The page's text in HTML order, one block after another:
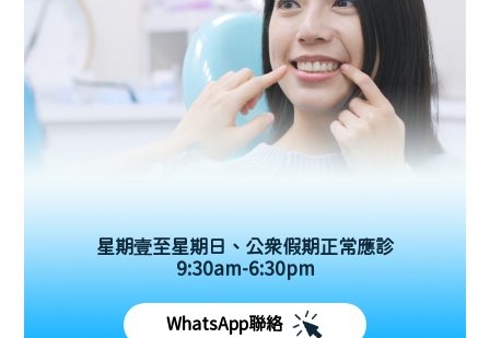
星期壹至星期日、公眾假期正常應診
9:30am-6:30pm
WhatsApp聯絡